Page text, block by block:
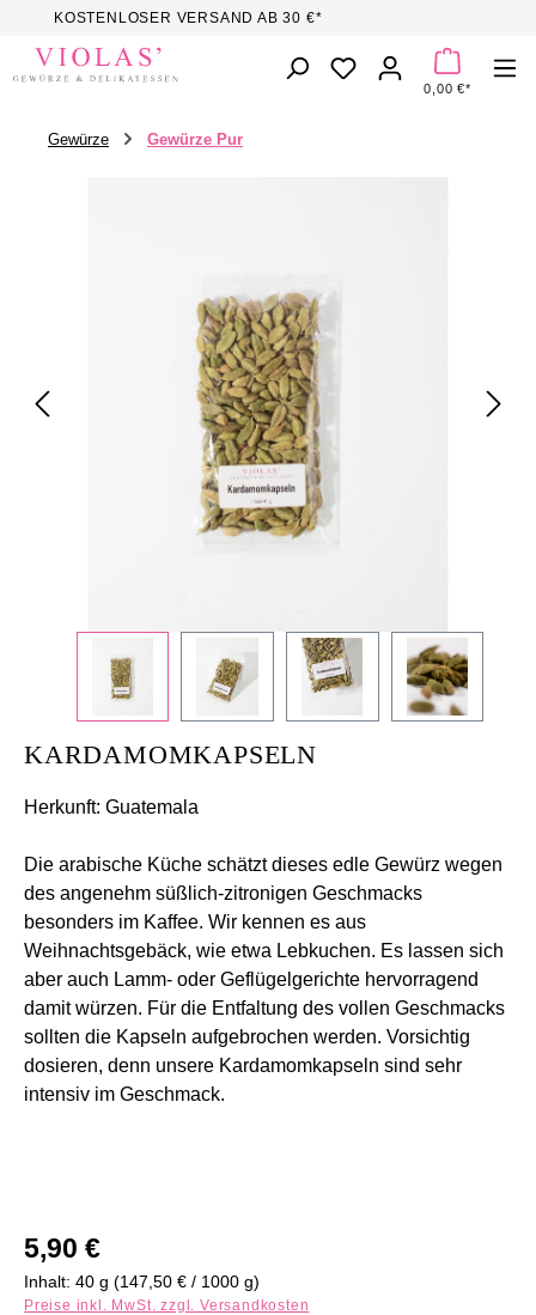
Zum Hauptinhalt springen
KOSTENLOSER VERSAND AB 30 €*
DU HAST 0
0,00 €*
Gewürze Gewürze Pur
KARDAMOMKAPSELN
Herkunft: Guatemala
Die arabische Küche schätzt dieses edle Gewürz wegen
des angenehm süßlich-zitronigen Geschmacks
besonders im Kaffee. Wir kennen es aus
Weihnachtsgebäck, wie etwa Lebkuchen. Es lassen sich
aber auch Lamm- oder Geflügelgerichte hervorragend
damit würzen. Für die Entfaltung des vollen Geschmacks
sollten die Kapseln aufgebrochen werden. Vorsichtig
dosieren, denn unsere Kardamomkapseln sind sehr
intensiv im Geschmack.
Regulärer Preis:
5,90 €
Inhalt: 40 g (147,50 € / 1000 g)
Preise inkl. MwSt. zzgl. Versandkosten